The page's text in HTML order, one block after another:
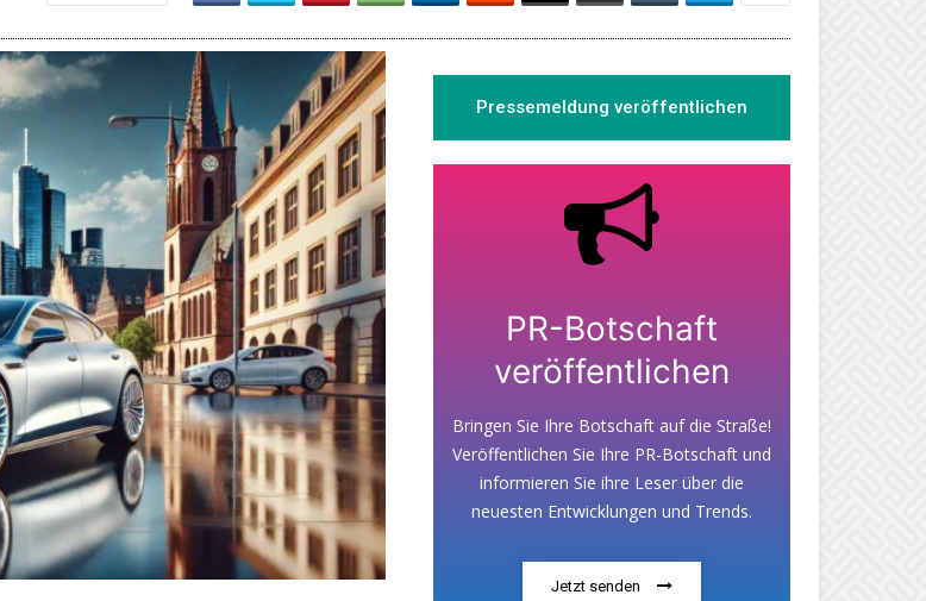
Pressemeldung veröffentlichen
PR-Botschaft
veröffentlichen
Bringen Sie Ihre Botschaft auf die Straße!
Veröffentlichen Sie Ihre PR-Botschaft und
informieren Sie ihre Leser über die
neuesten Entwicklungen und Trends.
Jetzt senden